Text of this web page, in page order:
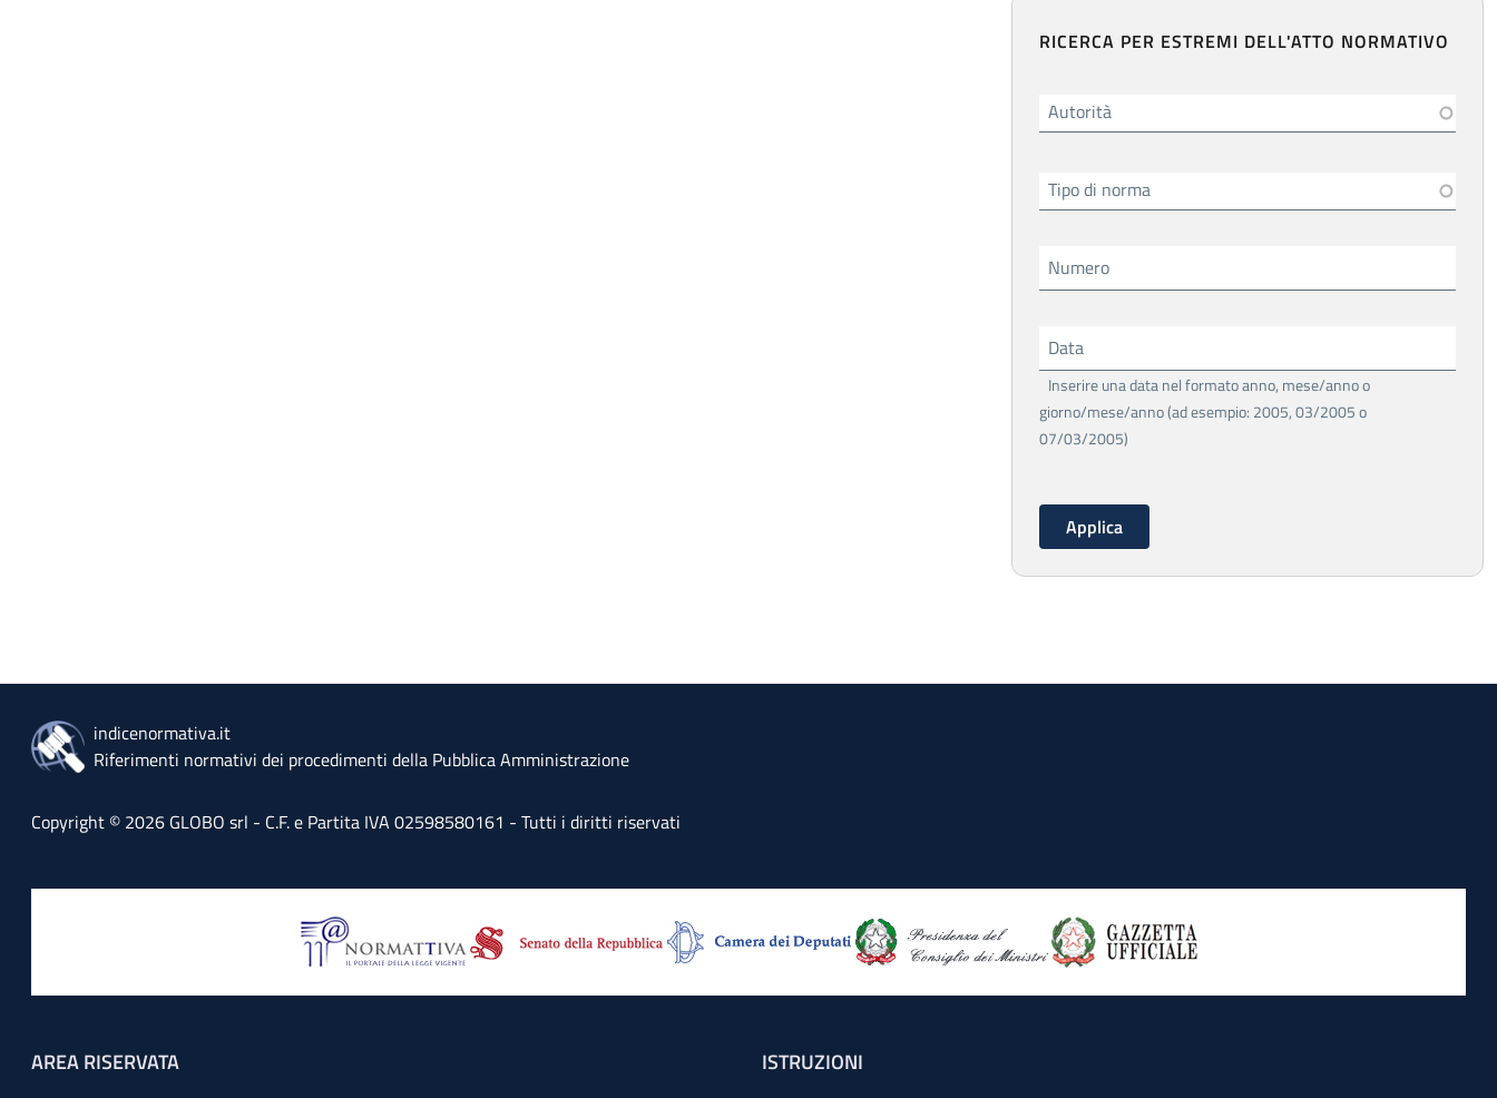
RICERCA PER ESTREMI DELL'ATTO NORMATIVO
Autorità
Tipo di norma
Numero
Data
Inserire una data nel formato anno, mese/anno o
giorno/mese/anno (ad esempio: 2005, 03/2005 o
07/03/2005)
indicenormativa.it
Riferimenti normativi dei procedimenti della Pubblica Amministrazione
Copyright © 2026 GLOBO srl - C.F. e Partita IVA 02598580161 - Tutti i diritti riservati
Footer menu
AREA RISERVATA ISTRUZIONI